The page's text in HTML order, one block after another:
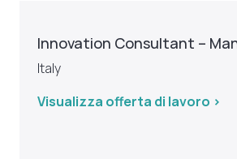
Innovation Consultant –
Italy
Visualizza offerta di lavoro >